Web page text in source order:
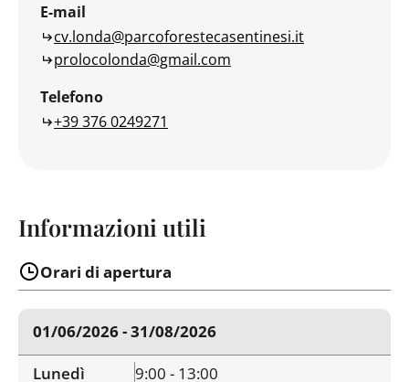
E-mail
cv.londa@parcoforestecasentinesi.it
prolocolonda@gmail.com
Telefono
+39 376 0249271
Informazioni utili
Orari di apertura
01/06/2026 - 31/08/2026
Lunedì
9:00 - 13:00